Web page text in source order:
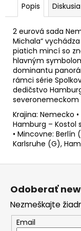
Popis Diskusia
2 eurová sada
Michala“
piatich mincí so
hlavným
dominantu
rámci série
dedičstvo
severonemeckom
Krajina: Nemecko •
Hamburg – Kostol
• Mincovne:
Karlsruhe (G),
a
m
e
2
EURO
GRÉCKO
2026
-
AKADÉMIA
ATÉNY
(UNC)
€3,20
Z
Odoberať
Nezmeškajte
Email